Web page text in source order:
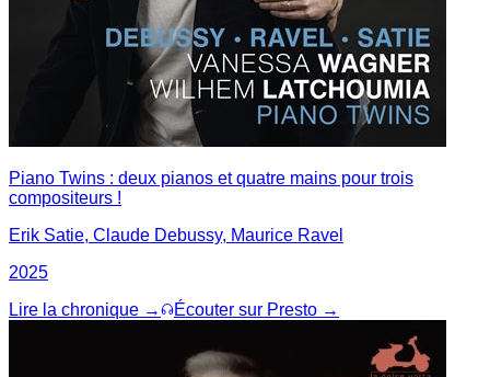
Piano Twins : deux pianos et quatre mains pour trois
compositeurs !
Erik Satie, Claude Debussy, Maurice Ravel
2025
Lire la chronique →
Écouter sur Presto →